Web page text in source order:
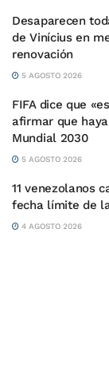
Desaparecen
de Vinícius en
renovación
5 AGOSTO 2026
FIFA dice que
afirmar que
Mundial 2030
5 AGOSTO 2026
11 venezolanos
fecha límite de
4 AGOSTO 2026